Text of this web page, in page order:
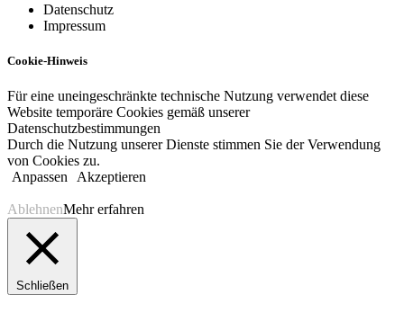
Datenschutz
Impressum
Cookie-Hinweis
Für eine uneingeschränkte technische Nutzung verwendet diese
Website temporäre Cookies gemäß unserer
Datenschutzbestimmungen
Durch die Nutzung unserer Dienste stimmen Sie der Verwendung
von Cookies zu.
Anpassen
Akzeptieren
AblehnenMehr erfahren
Schließen